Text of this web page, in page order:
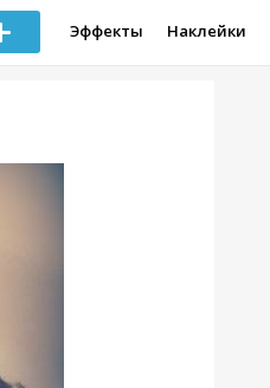
Эффекты Наклейки